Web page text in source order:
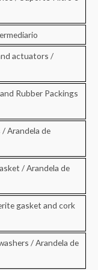
actuators /
Rubber Packings
Arandela de
/ Arandela de
gasket and cork
/ Arandela de